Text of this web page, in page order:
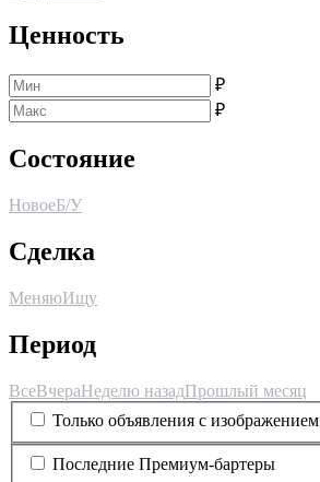
Ценность
₽
₽
Состояние
НовоеБ/У
Сделка
МеняюИщу
Период
ВсеВчераНеделю назадПрошлый месяц
Только объявления с изображением
Последние Премиум-бартеры